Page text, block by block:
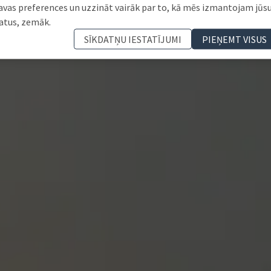
preferences un uzzināt vairāk par to, kā mēs izmantojam
zemāk.
SĪKDATŅU IESTATĪJUMI
PIEŅEMT VISUS